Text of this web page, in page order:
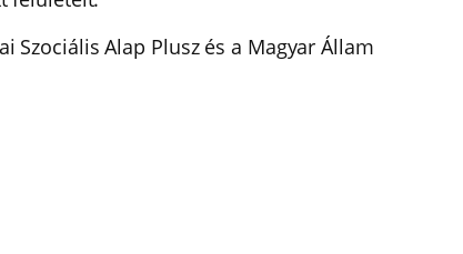
Szociális Alap Plusz és a Magyar Állam